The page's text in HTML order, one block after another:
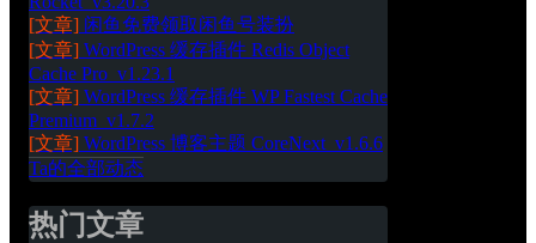
[文章] 闲鱼免费领取闲鱼号装扮
[文章] WordPress 缓存插件 Redis Object
Cache Pro_v1.23.1
[文章] WordPress 缓存插件 WP Fastest Cache
Premium_v1.7.2
[文章] WordPress 博客主题 CoreNext_v1.6.6
Ta的全部动态
热门文章